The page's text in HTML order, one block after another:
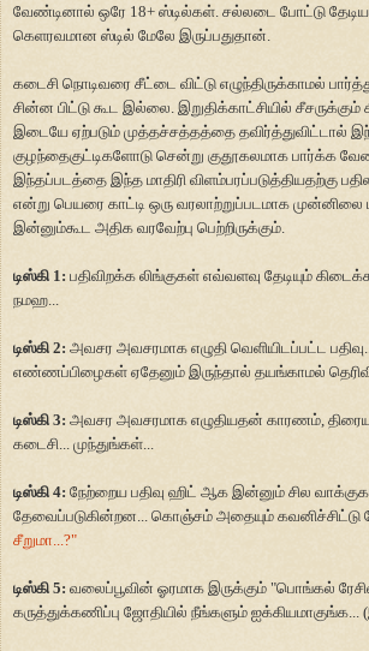
வேண்டினால் ஒரே 18+ ஸ்டில்கள். சல்லடை போட்டு
கெளரவமான ஸ்டில் மேலே இருப்பதுதான்.
கடைசி நொடிவரை சீட்டை விட்டு எழுந்திருக்காமல்
சின்ன பிட்டு கூட இல்லை. இறுதிக்காட்சியில் சீசருக்கும்
இடையே ஏற்படும் முத்தச்சத்தத்தை தவிர்த்துவிட்டால்
குழந்தைகுட்டிகளோடு சென்று குதூகலமாக பார்க்க
இந்தப்படத்தை இந்த மாதிரி விளம்பரப்படுத்தியதற்கு
என்று பெயரை காட்டி ஒரு வரலாற்றுப்படமாக முன்னிலை
இன்னும்கூட அதிக வரவேற்பு பெற்றிருக்கும்.
டிஸ்கி 1: பதிவிறக்க லிங்குகள் எவ்வளவு தேடியும்
நமஹ...
டிஸ்கி 2: அவசர அவசரமாக எழுதி வெளியிடப்பட்ட
எண்ணப்பிழைகள் ஏதேனும் இருந்தால் தயங்காமல்
டிஸ்கி 3: அவசர அவசரமாக எழுதியதன் காரணம்,
கடைசி... முந்துங்கள்...
டிஸ்கி 4: நேற்றைய பதிவு ஹிட் ஆக இன்னும் சில
தேவைப்படுகின்றன... கொஞ்சம் அதையும்
சீறுமா...?"
டிஸ்கி 5: வலைப்பூவின் ஓரமாக இருக்கும் "பொங்கல்
கருத்துக்கணிப்பு ஜோதியில் நீங்களும்